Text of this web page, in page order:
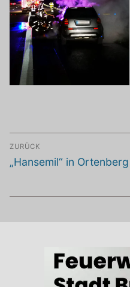
Beitragsnavigation
ZURÜCK
Vorheriger
„Hansemil“ in Ortenberg